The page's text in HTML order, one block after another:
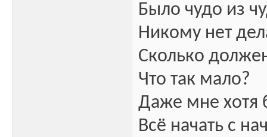
Было чудо из
Никому нет
Сколько
Что так мало?
Даже мне хотя
Всё начать с